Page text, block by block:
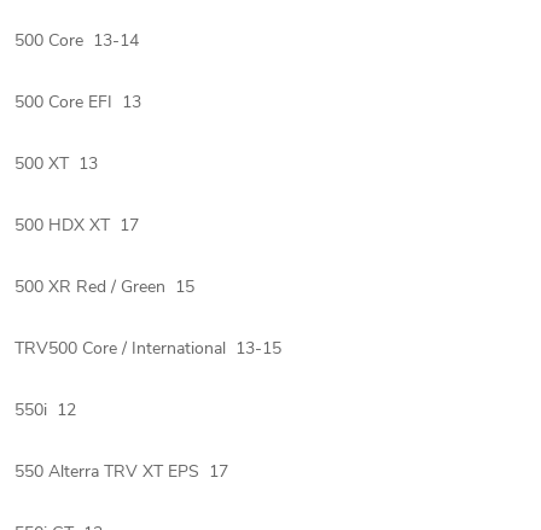
500 Core 13-14
500 Core EFI 13
500 XT 13
500 HDX XT 17
500 XR Red / Green 15
TRV500 Core / International 13-15
550i 12
550 Alterra TRV XT EPS 17